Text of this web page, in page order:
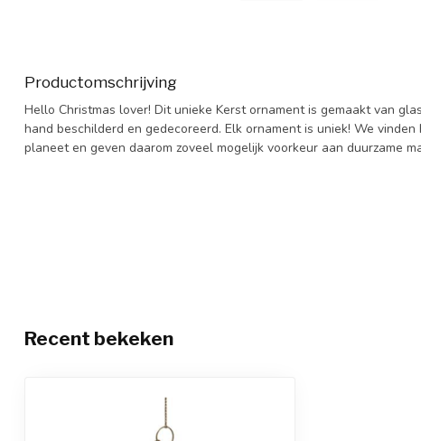
Productomschrijving
Hello Christmas lover! Dit unieke Kerst ornament is gemaakt van
hand beschilderd en gedecoreerd. Elk ornament is uniek! We
planeet en geven daarom zoveel mogelijk voorkeur aan duurzame
Recent bekeken